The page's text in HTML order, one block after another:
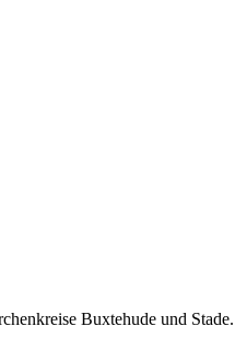
Buxtehude und Stade.